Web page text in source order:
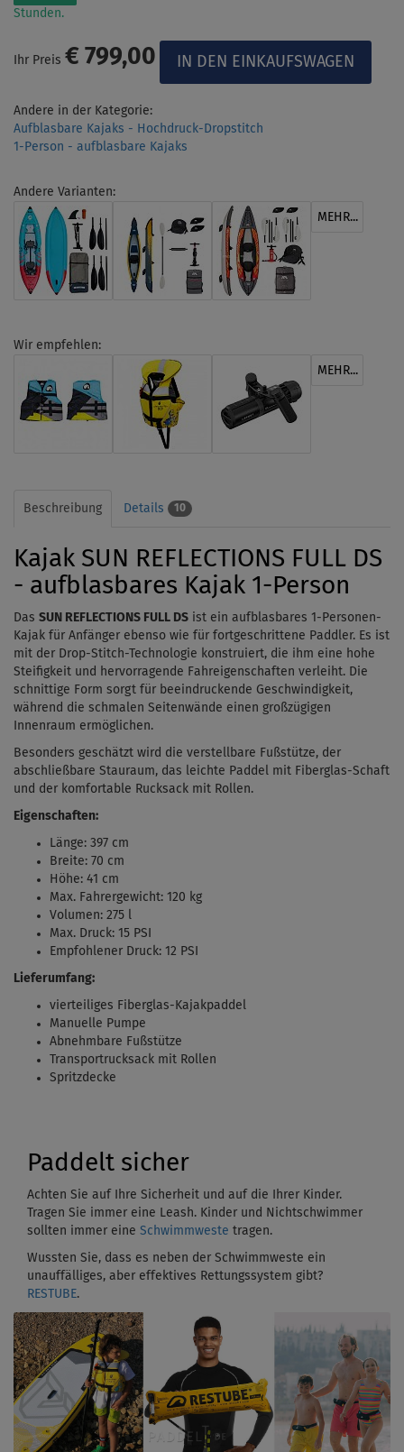
Stunden.
Ihr Preis € 799,00
Andere in der Kategorie:
Aufblasbare Kajaks - Hochdruck-Dropstitch
1-Person - aufblasbare Kajaks
Andere Varianten:
MEHR...
Wir empfehlen:
MEHR...
Beschreibung Details 10
Kajak SUN REFLECTIONS FULL DS
- aufblasbares Kajak 1-Person
Das SUN REFLECTIONS FULL DS ist ein aufblasbares 1-Personen-
Kajak für Anfänger ebenso wie für fortgeschrittene Paddler. Es ist
mit der Drop-Stitch-Technologie konstruiert, die ihm eine hohe
Steifigkeit und hervorragende Fahreigenschaften verleiht. Die
schnittige Form sorgt für beeindruckende Geschwindigkeit,
während die schmalen Seitenwände einen großzügigen
Innenraum ermöglichen.
Besonders geschätzt wird die verstellbare Fußstütze, der
abschließbare Stauraum, das leichte Paddel mit Fiberglas-Schaft
und der komfortable Rucksack mit Rollen.
Eigenschaften:
Länge: 397 cm
Breite: 70 cm
Höhe: 41 cm
Max. Fahrergewicht: 120 kg
Volumen: 275 l
Max. Druck: 15 PSI
Empfohlener Druck: 12 PSI
Lieferumfang:
vierteiliges Fiberglas-Kajakpaddel
Manuelle Pumpe
Abnehmbare Fußstütze
Transportrucksack mit Rollen
Spritzdecke
Paddelt sicher
Achten Sie auf Ihre Sicherheit und auf die Ihrer Kinder.
Tragen Sie immer eine Leash. Kinder und Nichtschwimmer
sollten immer eine Schwimmweste tragen.
Wussten Sie, dass es neben der Schwimmweste ein
unauffälliges, aber effektives Rettungssystem gibt?
RESTUBE.